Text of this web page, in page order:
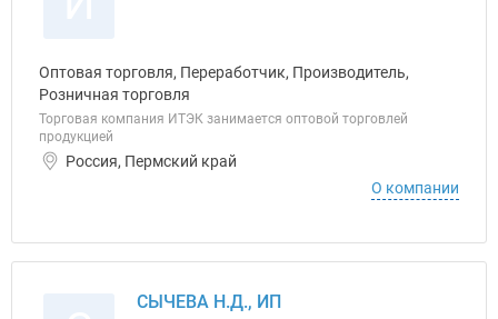
Оптовая торговля, Переработчик, Производитель,
Розничная торговля
Торговая компания ИТЭК занимается оптовой торговлей
продукцией
Россия, Пермский край
О компании
СЫЧЕВА Н.Д., ИП